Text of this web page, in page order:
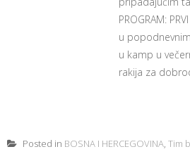
PROGRAM:
u
u kamp u
rakija za
Posted in BOSNA I HERCEGOVINA, Tim